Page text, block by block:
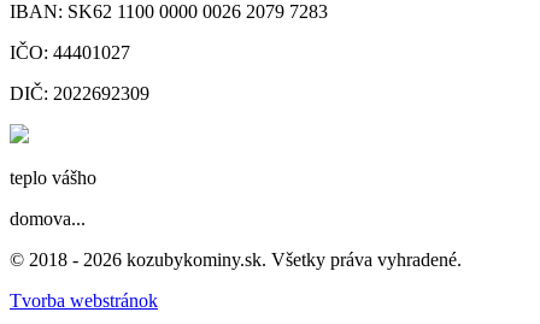
IBAN: SK62 1100 0000 0026 2079 7283
IČO: 44401027
DIČ: 2022692309
teplo vášho
domova...
© 2018 - 2026 kozubykominy.sk. Všetky práva vyhradené.
Tvorba webstránok